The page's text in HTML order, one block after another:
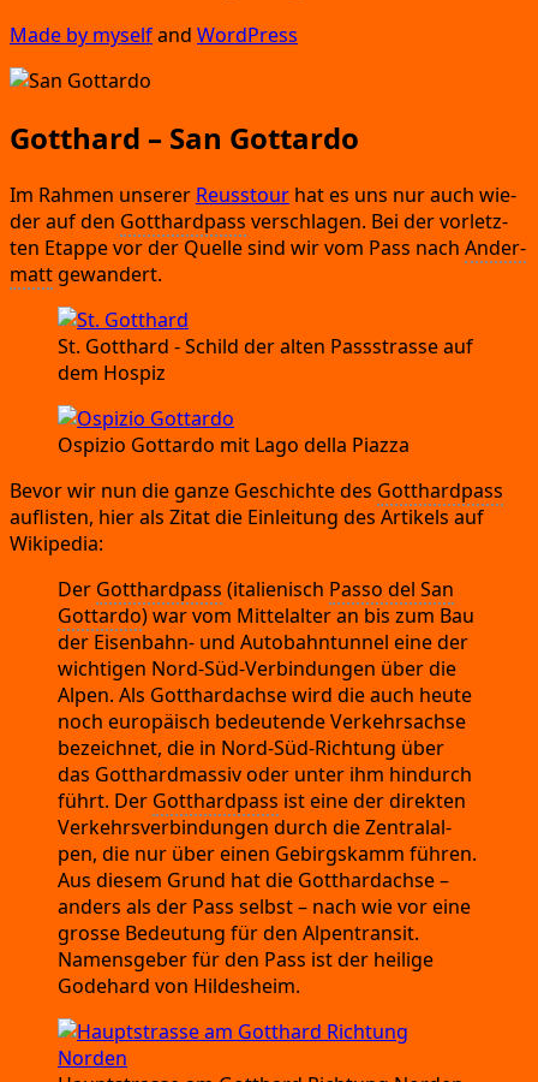
Made by mys­elfand Word­Press
Gotthard – San Gottardo
Im Rah­men unse­rer Reuss­tour hat es uns nur auch wie­
der auf den Gott­hard­pass ver­schla­gen. Bei der vor­letz­
ten Etap­pe vor der Quel­le sind wir vom Pass nach Ander­
mattgewandert.
St. Gott­hard - Schild der alten Pass­stras­se auf
dem Hospiz
Ospi­zio Got­tar­do mit Lago del­la Piazza
Bevor wir nun die gan­ze Geschich­te des Gott­hard­pass
auf­lis­ten, hier als Zitat die Ein­lei­tung des Arti­kels auf
Wikipedia:
Der Gott­hard­pass (ita­lie­nisch Pas­so del San
Got­tar­do)war vom Mit­tel­al­ter an bis zum Bau
der Eisen­bahn- und Auto­bahn­tun­nel eine der
wich­ti­gen Nord-Süd-Ver­bin­dun­gen über die
Alpen. Als Gott­hardach­se wird die auch heu­te
noch euro­pä­isch bedeu­ten­de Ver­kehrs­ach­se
bezeich­net, die in Nord-Süd-Rich­tung über
das Gott­hard­mas­siv oder unter ihm hin­durch
führt. Der Gott­hard­pass ist eine der direk­ten
Ver­kehrs­ver­bin­dun­gen durch die Zen­tral­al­
pen, die nur über einen Gebirgs­kamm füh­ren.
Aus die­sem Grund hat die Gott­hardach­se–
anders als der Pass selbst– nach wie vor eine
gros­se Bedeu­tung für den Alpen­tran­sit.
Namens­ge­ber für den Pass ist der hei­li­ge
Gode­hard von Hildesheim.